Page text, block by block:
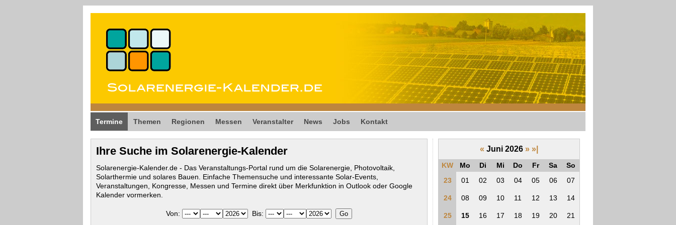
Termine Themen Regionen Messen Veranstalter News Jobs Kontakt
Ihre Suche im Solarenergie-Kalender
Solarenergie-Kalender.de - Das Veranstaltungs-Portal rund um die Solarenergie, Photovoltaik,
Solarthermie und solares Bauen. Einfache Themensuche und interessante Solar-Events,
Veranstaltungen, Kongresse, Messen und Termine direkt über Merkfunktion in Outlook oder Google
Kalender vormerken.
Von: Bis:
« Juni 2026 » »|
KW Mo Di Mi Do Fr Sa
So
23
01 02 03 04 05 06 07
24 08 09 10 11 12 13 14
25 15 16 17 18 19 20 21